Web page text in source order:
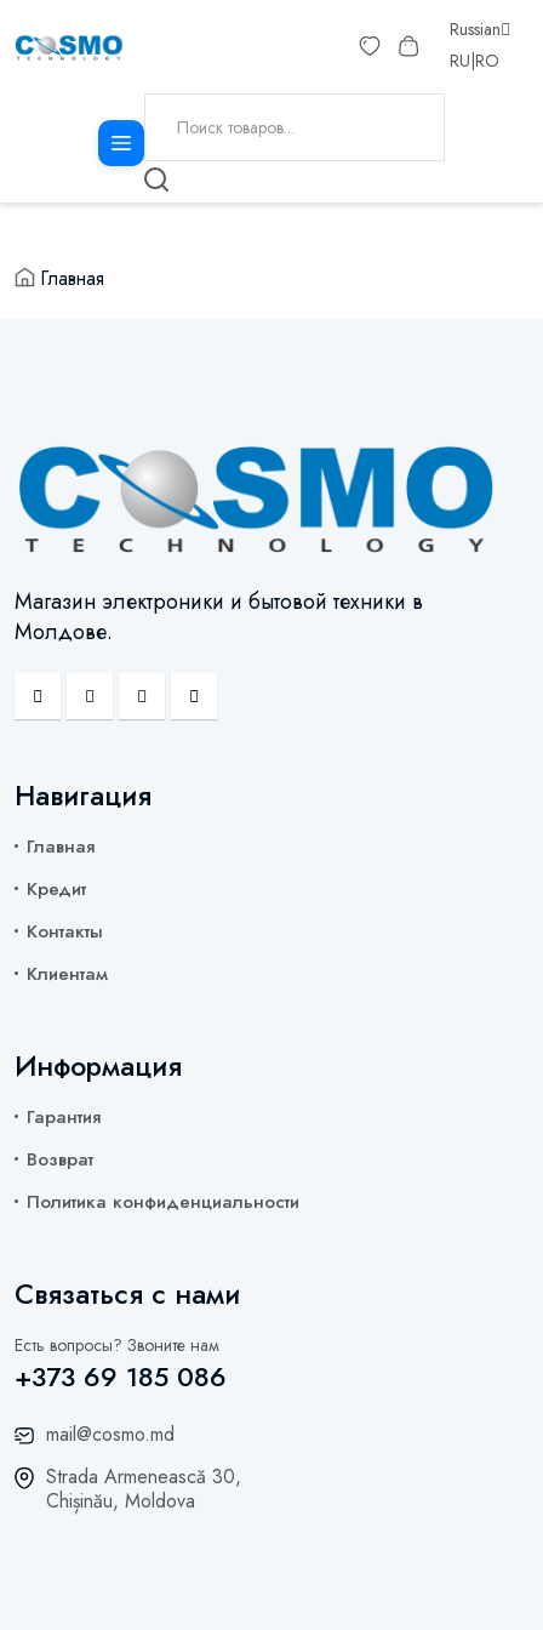
Russian
RU RO
Главная
Магазин электроники и бытовой техники в
Молдове.
Навигация
Главная
Кредит
Контакты
Клиентам
Информация
Гарантия
Возврат
Политика конфиденциальности
Связаться с нами
Есть вопросы? Звоните нам
+373 69 185 086
mail@cosmo.md
Strada Armenească 30,
Chișinău, Moldova